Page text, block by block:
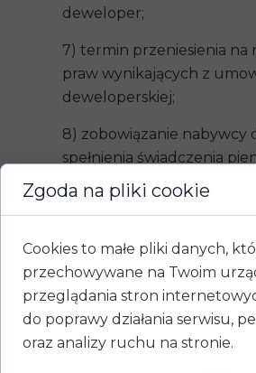
deweloper;
7) termin przeniesienia na
praw wynikających z
deweloperskiej;
8) zobowiązanie nabywcy
spełnienia świadczenia
wynikającego z umowy
deweloperskiej;
9) zobowiązanie
wybudowania budynku
ustanowienia odrębnej
lokalu mieszkalnego i
własności tego lokalu oraz
Zgoda na pliki cookie
Cookies to małe pliki danych,
przechowywane na Twoim
przeglądania stron
do poprawy działania serwisu,
oraz analizy ruchu na stronie.